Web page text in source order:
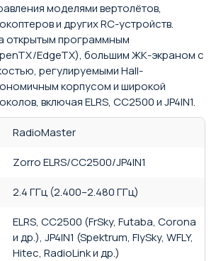
моделями вертолётов,
и других RC-устройств.
открытым программным
EdgeTX), большим ЖК-экраном с
регулируемыми Hall-
корпусом и широкой
включая ELRS, CC2500 и JP4IN1.
RadioMaster
Zorro ELRS/CC2500/JP4IN1
2.4 ГГц (2.400–2.480 ГГц)
ELRS, CC2500 (FrSky, Futaba, Corona
и др.), JP4IN1 (Spektrum, FlySky, WFLY,
Hitec, RadioLink и др.)